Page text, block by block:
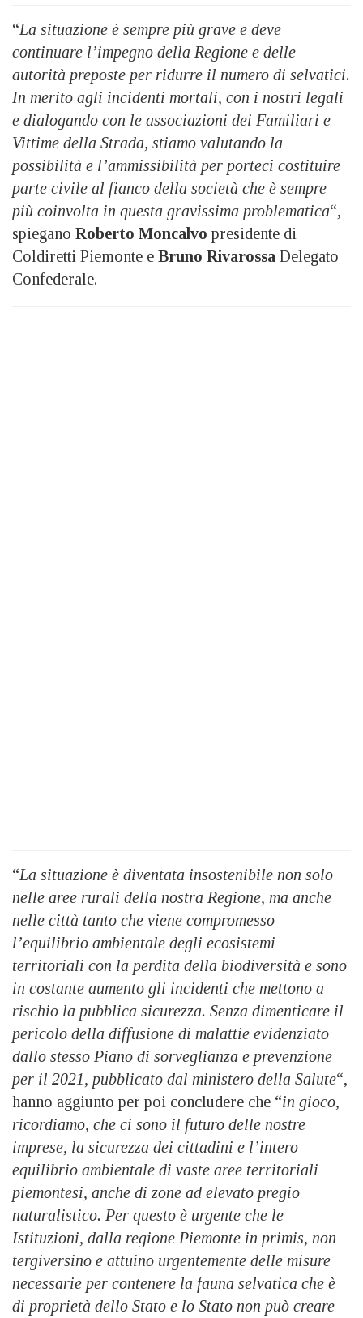
“La situazione è sempre più grave e deve
continuare l’impegno della Regione e delle
autorità preposte per ridurre il numero di selvatici.
In merito agli incidenti mortali, con i nostri legali
e dialogando con le associazioni dei Familiari e
Vittime della Strada, stiamo valutando la
possibilità e l’ammissibilità per porteci costituire
parte civile al fianco della società che è sempre
più coinvolta in questa gravissima problematica“,
spiegano Roberto Moncalvo presidente di
Coldiretti Piemonte e Bruno Rivarossa Delegato
Confederale.
“La situazione è diventata insostenibile non solo
nelle aree rurali della nostra Regione, ma anche
nelle città tanto che viene compromesso
l’equilibrio ambientale degli ecosistemi
territoriali con la perdita della biodiversità e sono
in costante aumento gli incidenti che mettono a
rischio la pubblica sicurezza. Senza dimenticare il
pericolo della diffusione di malattie evidenziato
dallo stesso Piano di sorveglianza e prevenzione
per il 2021, pubblicato dal ministero della Salute“,
hanno aggiunto per poi concludere che “in gioco,
ricordiamo, che ci sono il futuro delle nostre
imprese, la sicurezza dei cittadini e l’intero
equilibrio ambientale di vaste aree territoriali
piemontesi, anche di zone ad elevato pregio
naturalistico. Per questo è urgente che le
Istituzioni, dalla regione Piemonte in primis, non
tergiversino e attuino urgentemente delle misure
necessarie per contenere la fauna selvatica che è
di proprietà dello Stato e lo Stato non può creare